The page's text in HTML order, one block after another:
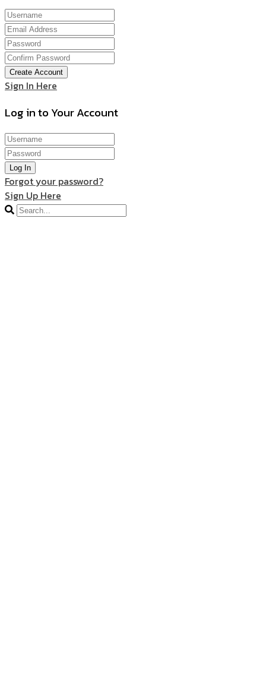
Create Account
Sign In Here
Log in to Your Account
Log In
Forgot your password?
Sign Up Here